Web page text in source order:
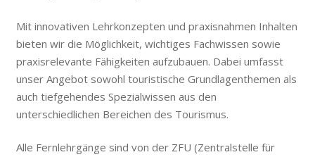
Mit innovativen Lehrkonzepten und praxisnahmen Inhalten
bieten wir die Möglichkeit, wichtiges Fachwissen sowie
praxisrelevante Fähigkeiten aufzubauen. Dabei umfasst
unser Angebot sowohl touristische Grundlagenthemen als
auch tiefgehendes Spezialwissen aus den
unterschiedlichen Bereichen des Tourismus.
Alle Fernlehrgänge sind von der ZFU (Zentralstelle für